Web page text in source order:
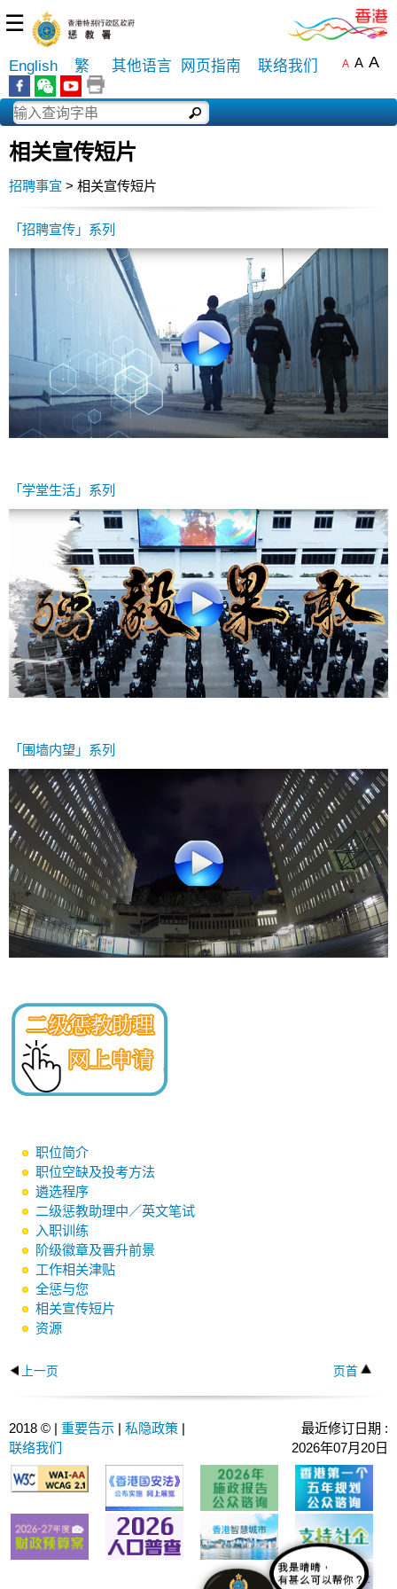
☰
English 繁 其他语言 网页指南 联络我们 A A A
相关宣传短片
招聘事宜 > 相关宣传短片
「招聘宣传」系列
「学堂生活」系列
「围墙内望」系列
职位简介
职位空缺及投考方法
遴选程序
二级惩教助理中／英文笔试
入职训练
阶级徽章及晋升前景
工作相关津贴
全惩与您
相关宣传短片
资源
上一页 页首
2018 © | 重要告示 | 私隐政策 |
联络我们
最近修订日期 :
2026年07月20日